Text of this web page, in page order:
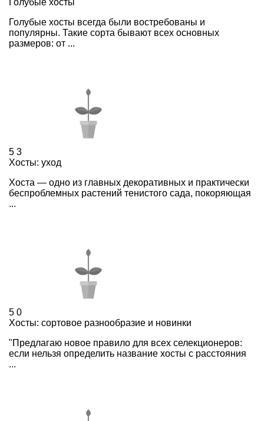
Голубые хосты всегда были востребованы и
популярны. Такие сорта бывают всех основных
размеров: от ...
5 3
Хосты: уход
Хоста — одно из главных декоративных и практически
беспроблемных растений тенистого сада, покоряющая
...
5 0
Хосты: сортовое разнообразие и новинки
"Предлагаю новое правило для всех селекционеров:
если нельзя определить название хосты с расстояния
...